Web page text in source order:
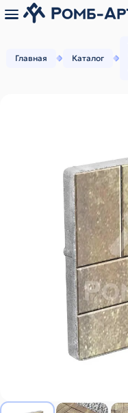
Главная Каталог